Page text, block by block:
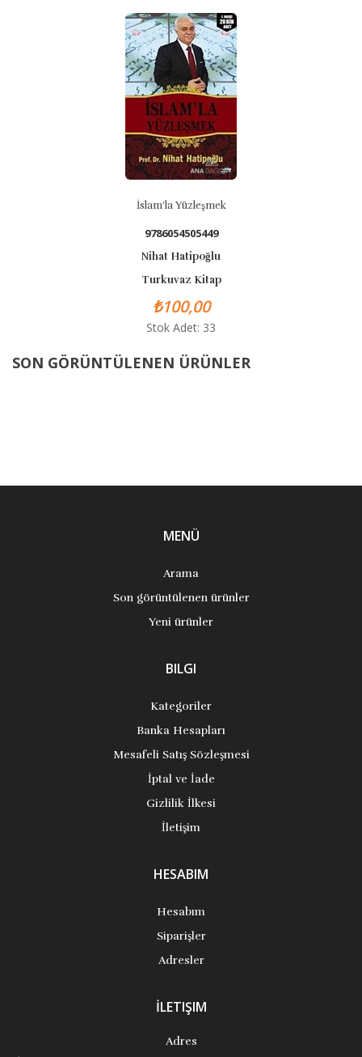
İslam'la Yüzleşmek
9786054505449
Nihat Hatipoğlu
Turkuvaz Kitap
₺100,00
Stok Adet: 33
SON GÖRÜNTÜLENEN ÜRÜNLER
MENÜ
Arama
Son görüntülenen ürünler
Yeni ürünler
BILGI
Kategoriler
Banka Hesapları
Mesafeli Satış Sözleşmesi
İptal ve İade
Gizlilik İlkesi
İletişim
HESABIM
Hesabım
Siparişler
Adresler
İLETIŞIM
Adres